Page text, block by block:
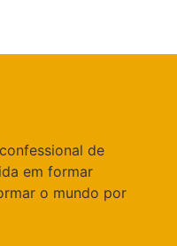
de
em formar
o mundo por